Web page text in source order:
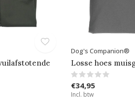
Dog's Companion®
Losse hoes
€34,95
Incl. btw